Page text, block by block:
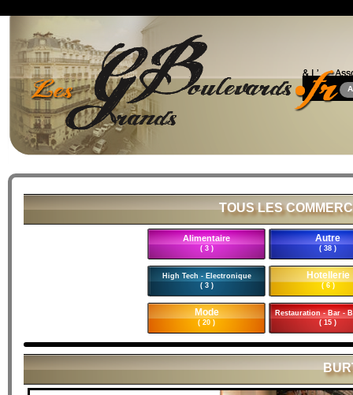
TOUS LES
Alimentaire
( 3 )
Autre
( 38 )
High Tech - Electronique
( 3 )
Hotellerie
( 6 )
Mode
( 20 )
Restauration - Bar -
( 15 )